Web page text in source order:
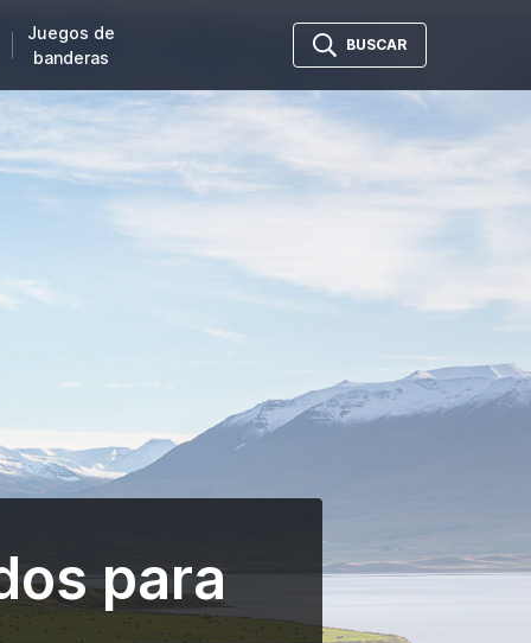
Juegos de
banderas
BUSCAR
para